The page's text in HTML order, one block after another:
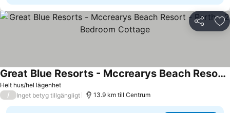
Dela
Helt hus/hel lägenhet
Great Blue Resorts - Mccrearys Beach Resort - Perth - 2 Bedroom Cottage
/ Inget betyg tillgängligt 13.9 km till Centrum